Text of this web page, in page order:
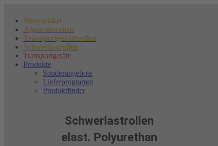
springen
Shopartikel
Apparaterollen
Transportgeräterollen
Schwerlastrollen
Transportgeräte
Produkte
Sonderangebote
Lieferprogramm
Produktfinder
Schwerlastrollen
elast. Polyurethan